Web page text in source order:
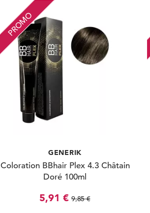
PROMO
GENERIK
Coloration BBhair Plex 4.3 Châtain
Doré 100ml
5,91 € 9,85 €